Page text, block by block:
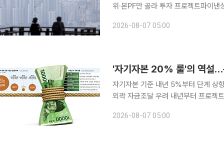
위·본PF만 골라 투자 프로젝트파이낸싱(PF) 건전성 규제가 내년부터 시행되지만 대출을 대신할 자
지분성 자금 유입이 늦어지면 신규 착
2026-08-07 05:00
자기자본 기준 내년 5%부터 단계 상
외곽 자금조달 우려 내년부터 프로젝트파이낸싱(PF) 자금조달 문턱이 높아지면서 자금줄을 맡아 온
석 가리기가 거세지면서 중소 시행사
2026-08-07 05:00